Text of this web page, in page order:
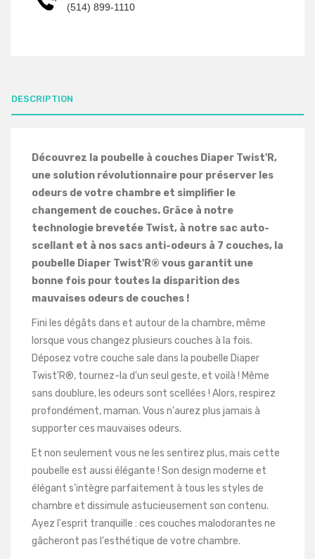
(514) 899-1110
DESCRIPTION
Découvrez la poubelle à couches Diaper Twist'R,
une solution révolutionnaire pour préserver les
odeurs de votre chambre et simplifier le
changement de couches. Grâce à notre
technologie brevetée Twist, à notre sac auto-
scellant et à nos sacs anti-odeurs à 7 couches, la
poubelle Diaper Twist'R® vous garantit une
bonne fois pour toutes la disparition des
mauvaises odeurs de couches !
Fini les dégâts dans et autour de la chambre, même
lorsque vous changez plusieurs couches à la fois.
Déposez votre couche sale dans la poubelle Diaper
Twist'R®, tournez-la d'un seul geste, et voilà ! Même
sans doublure, les odeurs sont scellées ! Alors, respirez
profondément, maman. Vous n'aurez plus jamais à
supporter ces mauvaises odeurs.
Et non seulement vous ne les sentirez plus, mais cette
poubelle est aussi élégante ! Son design moderne et
élégant s'intègre parfaitement à tous les styles de
chambre et dissimule astucieusement son contenu.
Ayez l'esprit tranquille : ces couches malodorantes ne
gâcheront pas l'esthétique de votre chambre.